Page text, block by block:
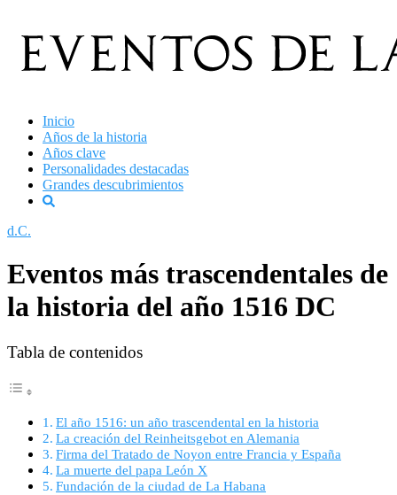
contenido
Inicio
Años de la historia
Años clave
Personalidades destacadas
Grandes descubrimientos
d.C.
Eventos más trascendentales de
la historia del año 1516 DC
Tabla de contenidos
El año 1516: un año trascendental en la historia
La creación del Reinheitsgebot en Alemania
Firma del Tratado de Noyon entre Francia y España
La muerte del papa León X
Fundación de la ciudad de La Habana